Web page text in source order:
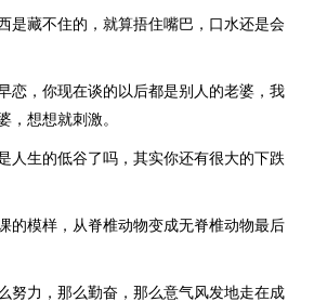
是藏不住的，就算捂住嘴巴，口水还是会
恋，你现在谈的以后都是别人的老婆，我
，想想就刺激。
人生的低谷了吗，其实你还有很大的下跌
的模样，从脊椎动物变成无脊椎动物最后
努力，那么勤奋，那么意气风发地走在成